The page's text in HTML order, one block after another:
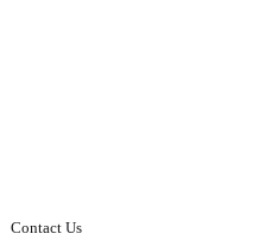
Contact Us